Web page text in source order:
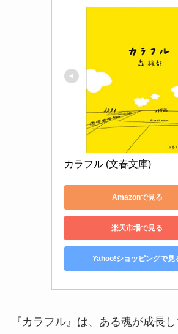
カラフル (文春文庫)
Amazonで見る
楽天市場で見る
Yahoo!ショッピングで見
『カラフル』は、ある魂が成長